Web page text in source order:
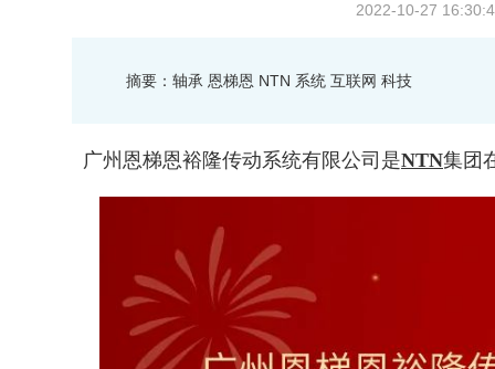
2022-10-27
摘要：轴承 恩梯恩 NTN 系统 互联网 科技
广州恩梯恩裕隆传动系统有限公司是NTN集团